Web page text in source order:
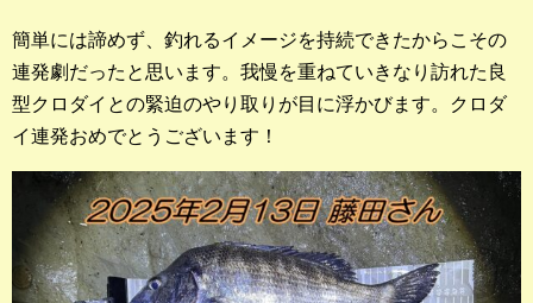
簡単には諦めず、釣れるイメージを持続できたからこその
連発劇だったと思います。我慢を重ねていきなり訪れた良
型クロダイとの緊迫のやり取りが目に浮かびます。クロダ
イ連発おめでとうございます！